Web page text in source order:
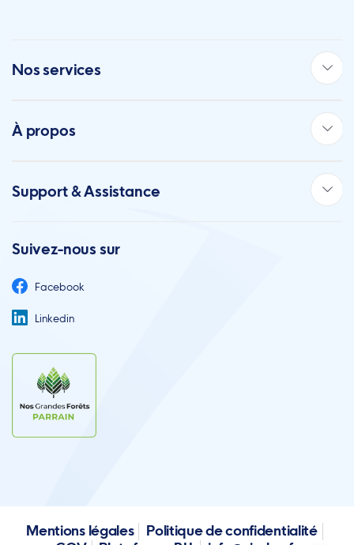
Nos services
À propos
Support & Assistance
Suivez-nous sur
Facebook
Linkedin
Mentions légales
Politique de confidentialité